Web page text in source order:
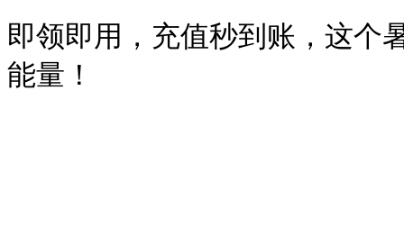
即领即用，充值秒到账，这个
能量！